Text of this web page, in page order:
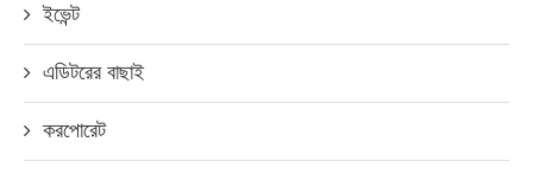
ইভেন্ট
এডিটরের বাছাই
করপোরেট